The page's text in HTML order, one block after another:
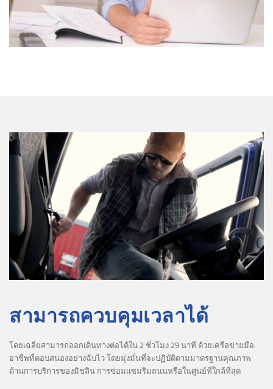
สามารถควบคุมเวลาได้
โดยเฉลี่ยสามารถออกเดินทางต่อได้ใน 2 ชั่วโมง 29 นาที ด้วยเครือข่ายมือ
อาชีพที่ตอบสนองอย่างฉับไว โดยมุ่งมั่นที่จะปฏิบัติตามมาตรฐานคุณภาพ
ด้านการบริการของมิชลิน การซ่อมแซมริมถนนหรือในศูนย์ที่ใกล้ที่สุด